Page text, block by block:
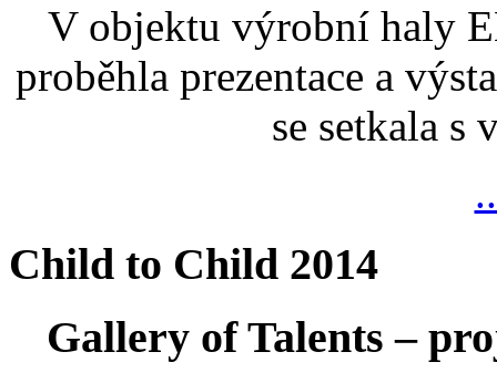
V objektu výrobní haly
proběhla prezentace a
se setkala s
Child to Child 2014
Gallery of Talents –